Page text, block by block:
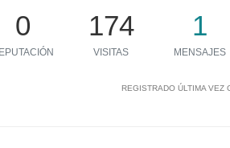
0 174
VISITAS
1
MENSAJES
REGISTRADO ÚLTIMA VEZ